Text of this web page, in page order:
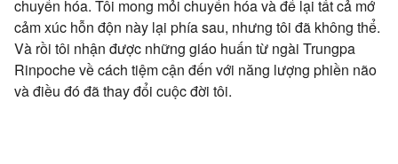
chuyển hóa. Tôi mong mỏi chuyển hóa và để lại tất cả mớ
cảm xúc hỗn độn này lại phía sau, nhưng tôi đã không thể.
Và rồi tôi nhận được những giáo huấn từ ngài Trungpa
Rinpoche về cách tiệm cận đến với năng lượng phiền não
và điều đó đã thay đổi cuộc đời tôi.